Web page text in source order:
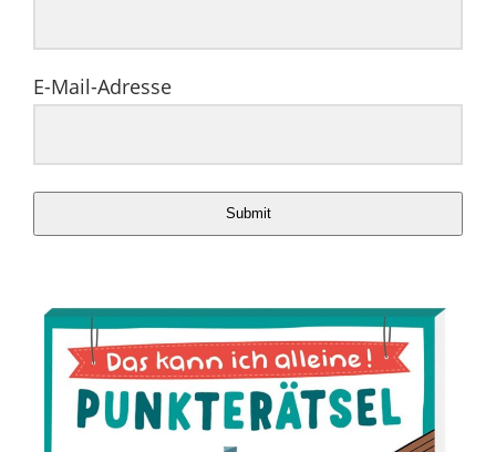
E-Mail-Adresse
Submit